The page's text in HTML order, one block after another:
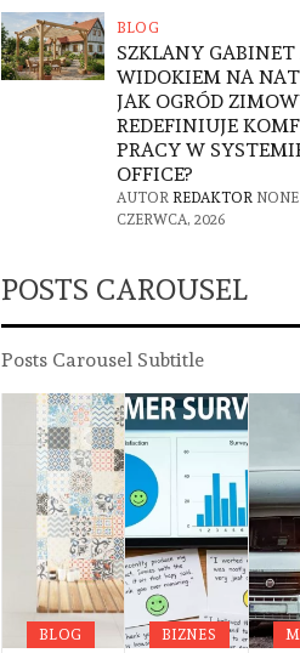
BLOG
SZKLANY GABINET
WIDOKIEM NA
JAK OGRÓD
REDEFINIUJE
PRACY W
OFFICE?
AUTOR REDAKTOR NONE
CZERWCA, 2026
POSTS CAROUSEL
Posts Carousel Subtitle
BLOG BIZNES